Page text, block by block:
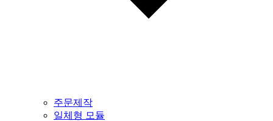
주문제작
일체형 모듈